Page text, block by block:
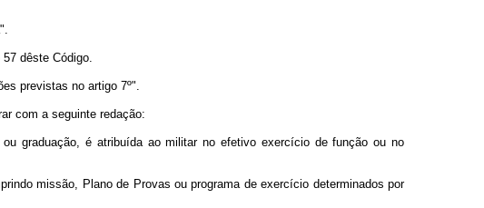
dêste Código.
previstas no artigo 7º".
com a seguinte redação:
graduação, é atribuída ao militar no efetivo exercício de função ou no
missão, Plano de Provas ou programa de exercício determinados por